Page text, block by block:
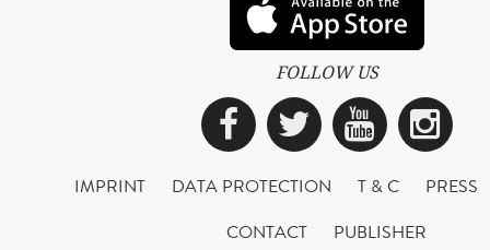
FOLLOW US
Facebook
Twitter
IMPRINT DATA PROTECTION T & C
PRESS
CONTACT
PUBLISHER